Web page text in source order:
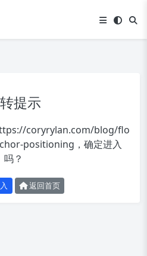
提示
coryrylan.com/blog/flo
positioning ，确定进入
吗？
返回首页